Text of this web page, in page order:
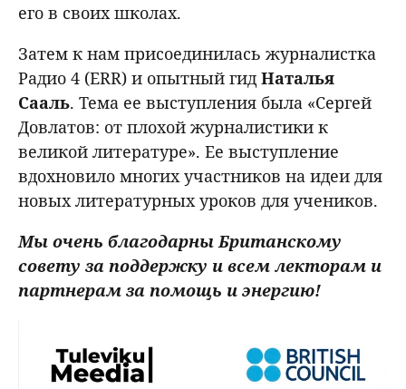
его в своих школах.
Затем к нам присоединилась журналистка
Радио 4 (ERR) и опытный гид Наталья
Сааль. Тема ее выступления была «Сергей
Довлатов: от плохой журналистики к
великой литературе». Ее выступление
вдохновило многих участников на идеи для
новых литературных уроков для учеников.
Мы очень благодарны Британскому
совету за поддержку и всем лекторам и
партнерам за помощь и энергию!